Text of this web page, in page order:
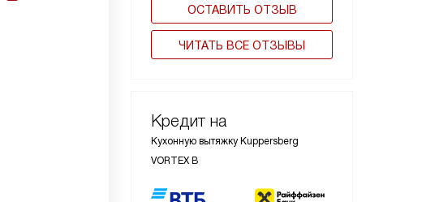
ОСТАВИТЬ ОТЗЫВ
ЧИТАТЬ ВСЕ ОТЗЫВЫ
Кредит на
Кухонную вытяжку Kuppersberg
VORTEX B